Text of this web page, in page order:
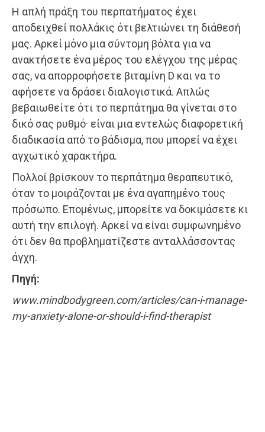
Η απλή πράξη του περπατήματος έχει
αποδειχθεί πολλάκις ότι βελτιώνει τη διάθεσή
μας. Αρκεί μόνο μια σύντομη βόλτα για να
ανακτήσετε ένα μέρος του ελέγχου της μέρας
σας, να απορροφήσετε βιταμίνη D και να το
αφήσετε να δράσει διαλογιστικά. Απλώς
βεβαιωθείτε ότι το περπάτημα θα γίνεται στο
δικό σας ρυθμό· είναι μια εντελώς διαφορετική
διαδικασία από το βάδισμα, που μπορεί να έχει
αγχωτικό χαρακτήρα.
Πολλοί βρίσκουν το περπάτημα θεραπευτικό,
όταν το μοιράζονται με ένα αγαπημένο τους
πρόσωπο. Επομένως, μπορείτε να δοκιμάσετε κι
αυτή την επιλογή. Αρκεί να είναι συμφωνημένο
ότι δεν θα προβληματίζεστε ανταλλάσσοντας
άγχη.
Πηγή:
www.mindbodygreen.com/articles/can-i-manage-
my-anxiety-alone-or-should-i-find-therapist